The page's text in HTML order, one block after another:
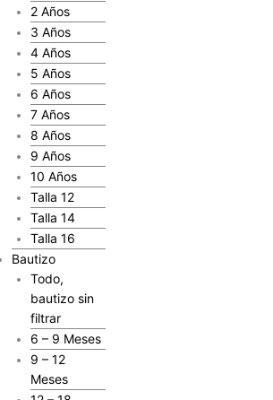
2 Años
3 Años
4 Años
5 Años
6 Años
7 Años
8 Años
9 Años
10 Años
Talla 12
Talla 14
Talla 16
Bautizo
Todo,
bautizo sin
filtrar
6 – 9 Meses
9 – 12
Meses